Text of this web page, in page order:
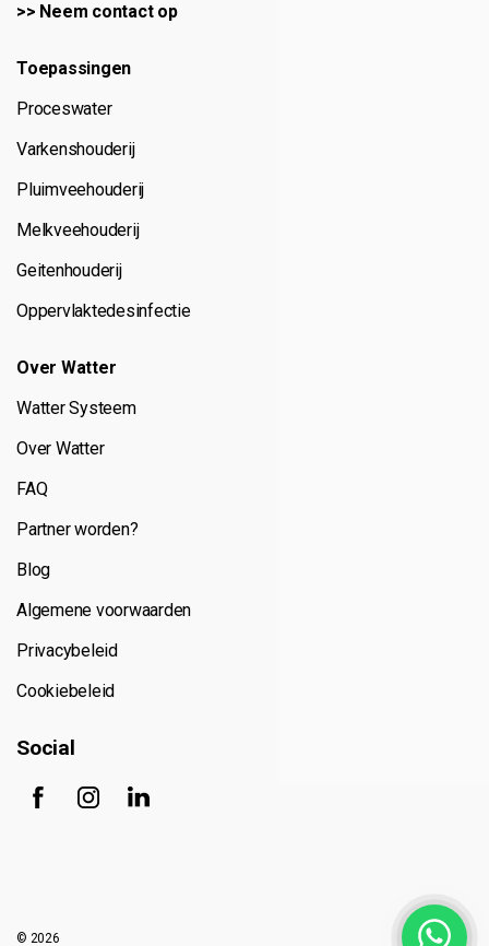
>> Neem contact op
Toepassingen
Proceswater
Varkenshouderij
Pluimveehouderij
Melkveehouderij
Geitenhouderij
Oppervlaktedesinfectie
Over Watter
Watter Systeem
Over Watter
FAQ
Partner worden?
Blog
Algemene voorwaarden
Privacybeleid
Cookiebeleid
Social
© 2026